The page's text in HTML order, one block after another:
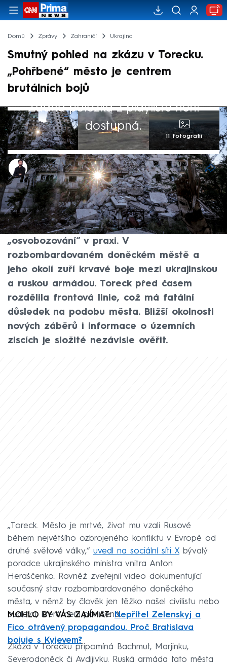
Domů Zprávy Zahraničí Ukrajina
Smutný pohled na zkázu v Torecku.
„Pohřbené“ město je centrem
brutálních bojů
Žádná položka z playlistu není
dostupná.
11 fotografií
Marek Veselý
12. úno 2025, 05:15
Ukrajinští představitelé i novináři zveřejnili
nové záběry z Torecku, které mají
demonstrovat, jak vypadá ruské
„osvobozování“ v praxi. V
rozbombardovaném doněckém městě a
jeho okolí zuří krvavé boje mezi ukrajinskou
a ruskou armádou. Toreck před časem
rozdělila frontová linie, což má fatální
důsledek na podobu města. Bližší okolnosti
nových záběrů i informace o územních
ziscích je složité nezávisle ověřit.
„Toreck. Město je mrtvé, život mu vzali Rusové
během největšího ozbrojeného konfliktu v Evropě od
druhé světové války,“ uvedl na sociální síti X bývalý
poradce ukrajinského ministra vnitra Anton
Heraščenko. Rovněž zveřejnil video dokumentující
současný stav rozbombardovaného doněckého
města, v němž by člověk jen těžko našel civilistu nebo
budovu, která není poničená.
MOHLO BY VÁS ZAJÍMAT:Nepřítel Zelenskyj a
Fico otrávený propagandou. Proč Bratislava
bojuje s Kyjevem?
Zkáza v Torecku připomíná Bachmut, Marjinku,
Severodoněck či Avdijivku. Ruská armáda tato města